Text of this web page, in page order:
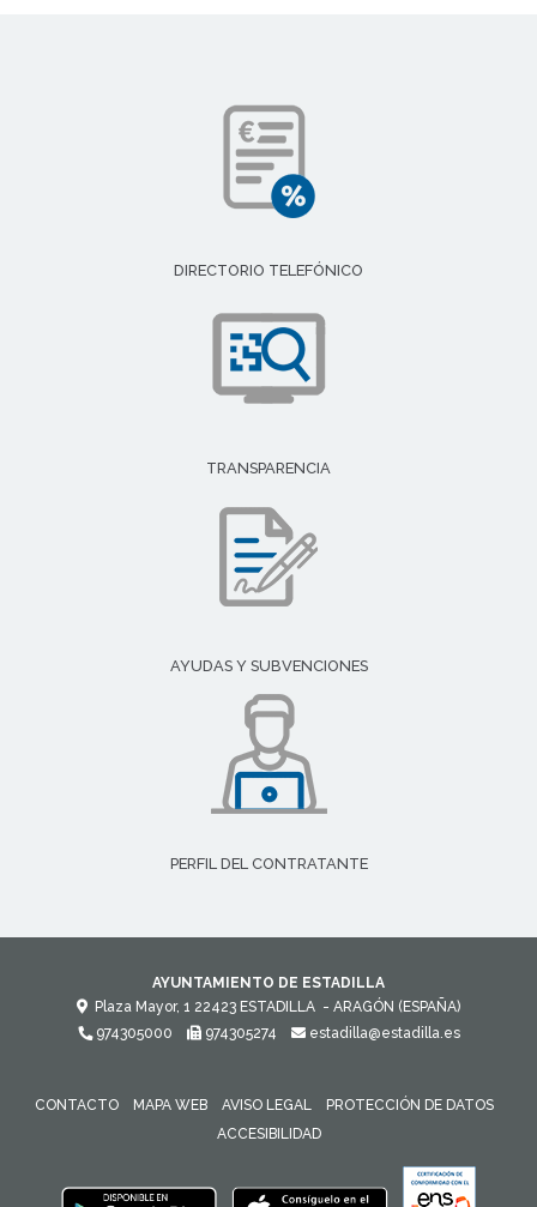
DIRECTORIO TELEFÓNICO
TRANSPARENCIA
AYUDAS Y SUBVENCIONES
PERFIL DEL CONTRATANTE
AYUNTAMIENTO DE ESTADILLA
Plaza Mayor, 1 22423 ESTADILLA - ARAGÓN (ESPAÑA)
974305000
974305274 estadilla@estadilla.es
CONTACTO MAPA WEB AVISO LEGAL
PROTECCIÓN DE DATOS
ACCESIBILIDAD